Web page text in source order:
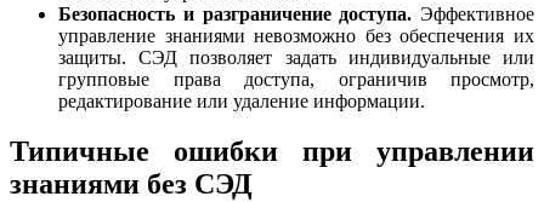
Безопасность и разграничение доступа. Эффективное
управление знаниями невозможно без обеспечения их
защиты. СЭД позволяет задать индивидуальные или
групповые права доступа, ограничив просмотр,
редактирование или удаление информации.
Типичные ошибки при управлении
знаниями без СЭД